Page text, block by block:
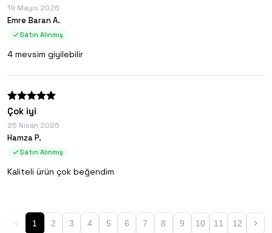
19 Mayıs 2026
Emre Baran A.
Satın Alınmış
4 mevsim giyilebilir
Çok iyi
25 Nisan 2026
Hamza P.
Satın Alınmış
Kaliteli ürün çok beğendim
1 2 3 4 5 6 7 8 9 10 11 12